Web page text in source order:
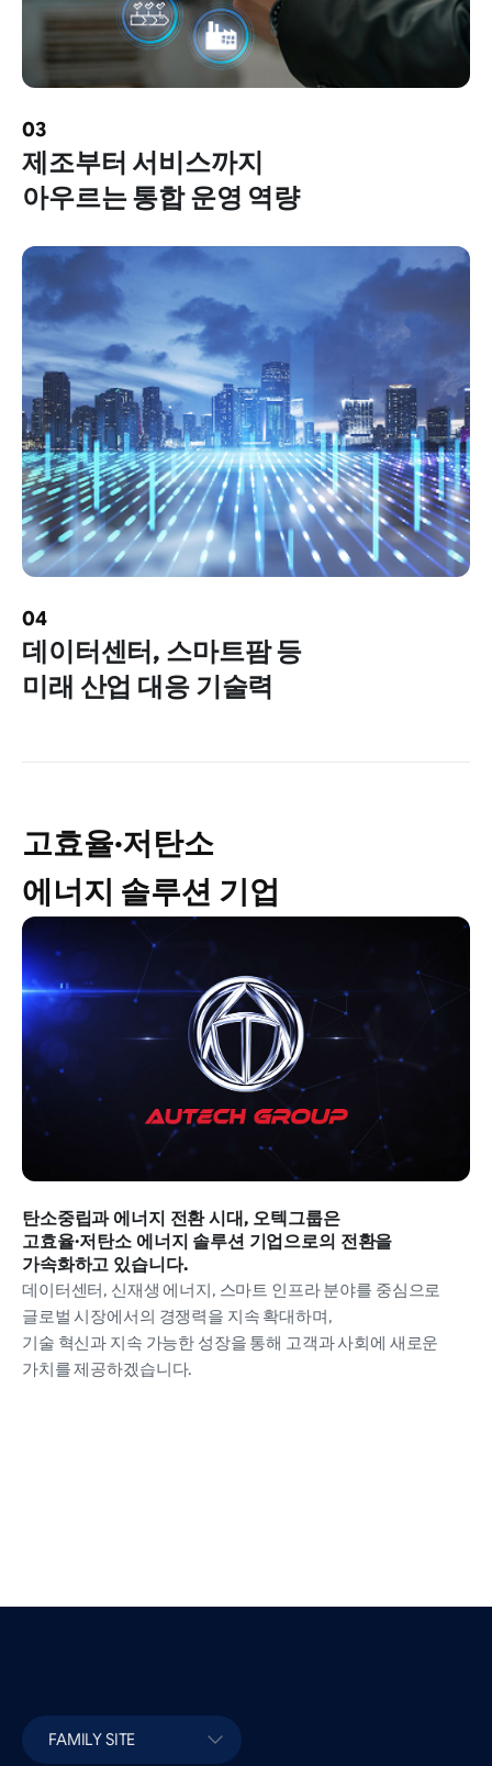
03
제조부터 서비스까지
아우르는 통합 운영 역량
04
데이터센터, 스마트팜 등
미래 산업 대응 기술력
고효율·저탄소
에너지 솔루션 기업
탄소중립과 에너지 전환 시대, 오텍그룹은
고효율·저탄소 에너지 솔루션 기업으로의 전환을
가속화하고 있습니다.
데이터센터, 신재생 에너지, 스마트 인프라 분야를 중심으로
글로벌 시장에서의 경쟁력을 지속 확대하며,
기술 혁신과 지속 가능한 성장을 통해 고객과 사회에 새로운
가치를 제공하겠습니다.
FAMILY SITE